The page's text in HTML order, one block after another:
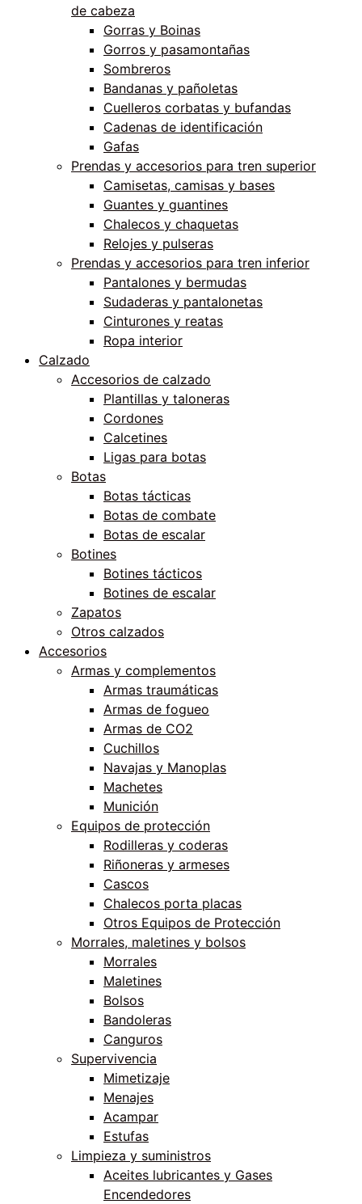
de cabeza
Gorras y Boinas
Gorros y pasamontañas
Sombreros
Bandanas y pañoletas
Cuelleros corbatas y bufandas
Cadenas de identificación
Gafas
Prendas y accesorios para tren superior
Camisetas, camisas y bases
Guantes y guantines
Chalecos y chaquetas
Relojes y pulseras
Prendas y accesorios para tren inferior
Pantalones y bermudas
Sudaderas y pantalonetas
Cinturones y reatas
Ropa interior
Calzado
Accesorios de calzado
Plantillas y taloneras
Cordones
Calcetines
Ligas para botas
Botas
Botas tácticas
Botas de combate
Botas de escalar
Botines
Botines tácticos
Botines de escalar
Zapatos
Otros calzados
Accesorios
Armas y complementos
Armas traumáticas
Armas de fogueo
Armas de CO2
Cuchillos
Navajas y Manoplas
Machetes
Munición
Equipos de protección
Rodilleras y coderas
Riñoneras y armeses
Cascos
Chalecos porta placas
Otros Equipos de Protección
Morrales, maletines y bolsos
Morrales
Maletines
Bolsos
Bandoleras
Canguros
Supervivencia
Mimetizaje
Menajes
Acampar
Estufas
Limpieza y suministros
Aceites lubricantes y Gases
Encendedores